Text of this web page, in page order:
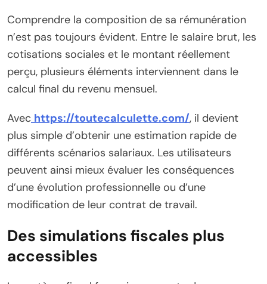
Comprendre la composition de sa rémunération
n’est pas toujours évident. Entre le salaire brut, les
cotisations sociales et le montant réellement
perçu, plusieurs éléments interviennent dans le
calcul final du revenu mensuel.
Avec https://toutecalculette.com/, il devient
plus simple d’obtenir une estimation rapide de
différents scénarios salariaux. Les utilisateurs
peuvent ainsi mieux évaluer les conséquences
d’une évolution professionnelle ou d’une
modification de leur contrat de travail.
Des simulations fiscales plus
accessibles